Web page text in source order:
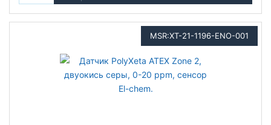
MSR:XT-21-1196-ENO-001